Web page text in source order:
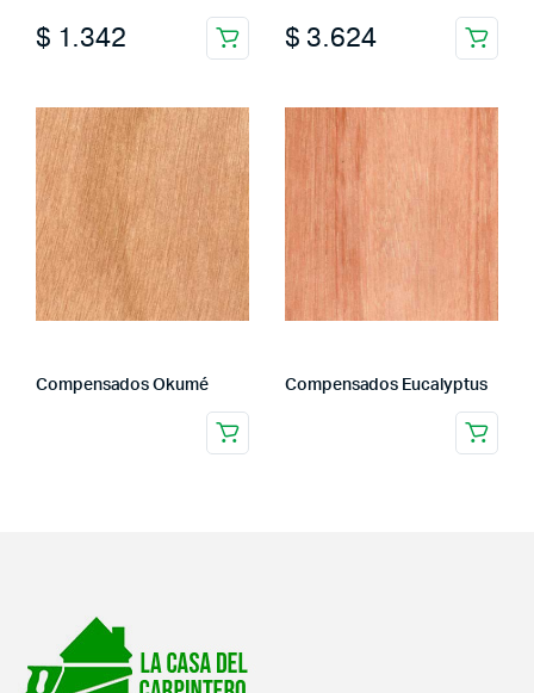
$ 1.342 $ 3.624
Compensados Okumé Compensados Eucalyptus